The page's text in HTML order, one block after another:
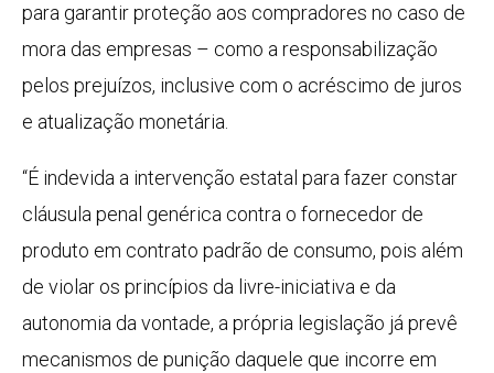
para garantir proteção aos compradores no caso de
mora das empresas – como a responsabilização
pelos prejuízos, inclusive com o acréscimo de juros
e atualização monetária.
“É indevida a intervenção estatal para fazer constar
cláusula penal genérica contra o fornecedor de
produto em contrato padrão de consumo, pois além
de violar os princípios da livre-iniciativa e da
autonomia da vontade, a própria legislação já prevê
mecanismos de punição daquele que incorre em